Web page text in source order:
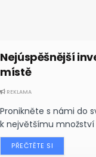
Nejúspěšnější
místě
REKLAMA
Pronikněte s námi do
k největšímu
PŘEČTĚTE SI